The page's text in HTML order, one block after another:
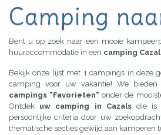
Camping
Bent u op zoek naar een mooie
huuraccommodatie in een camping
Bekijk onze lijst met 1 campings in deze
camping voor uw vakantie! We bieden
campings "Favorieten" onder de
Ontdek uw camping in Cazalsdie is
persoonlijke criteria door uw
thematische secties gewijd aan kamperen